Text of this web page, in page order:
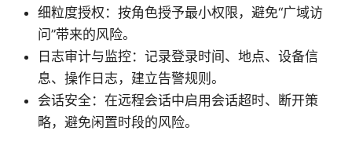
细粒度授权：按角色授予最小权限，避免“广域访
问”带来的风险。
日志审计与监控：记录登录时间、地点、设备信
息、操作日志，建立告警规则。
会话安全：在远程会话中启用会话超时、断开策
略，避免闲置时段的风险。